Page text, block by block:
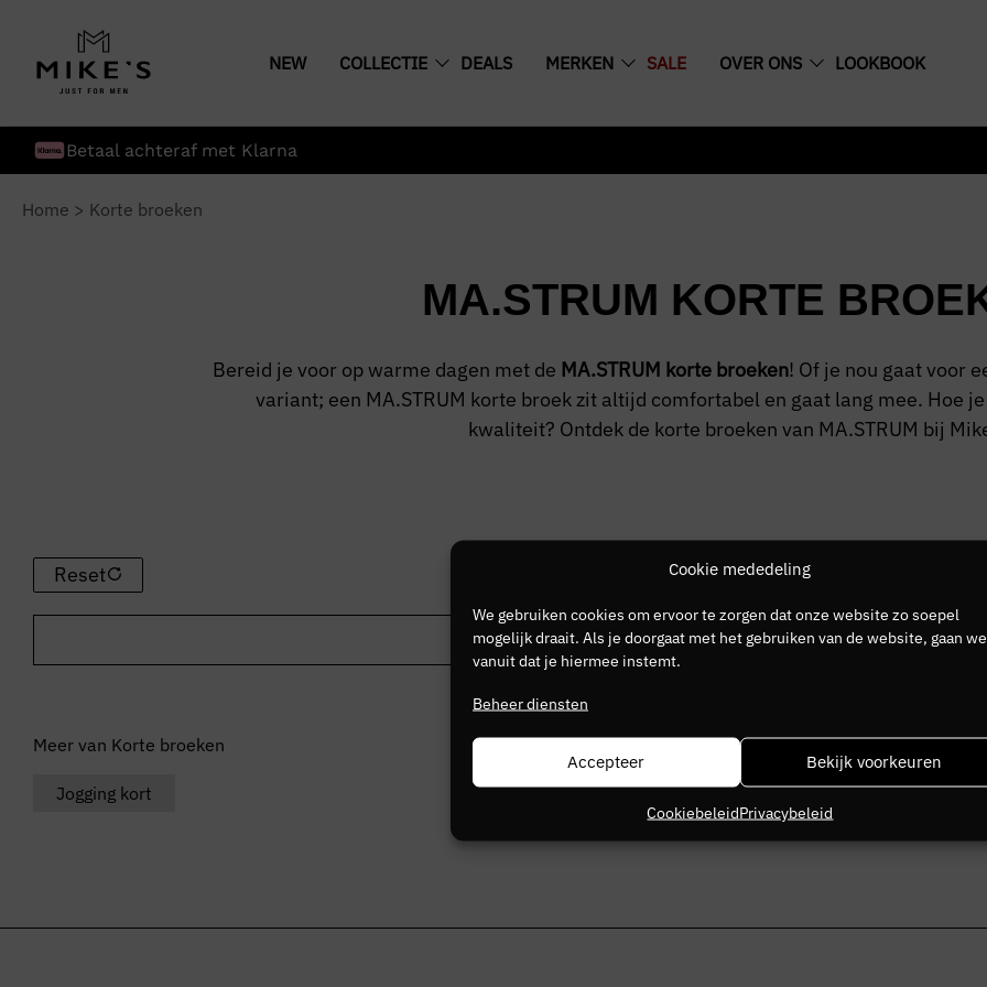
Cookie mededeling
We gebruiken cookies om ervoor te zorgen dat onze website zo soepel
mogelijk draait. Als je doorgaat met het gebruiken van de website, gaan
vanuit dat je hiermee instemt.
Beheer diensten
Accepteer Bekijk voorkeuren
CookiebeleidPrivacybeleid
NEW COLLECTIE DEALS MERKEN SALE OVER ONS LOOKBOOK
Betaal achteraf met Klarna
Home > Korte broeken
MA.STRUM KORTE
Bereid je voor op warme dagen met de MA.STRUM korte broeken! Of je nou gaat voor
variant; een MA.STRUM korte broek zit altijd comfortabel en gaat lang mee. Hoe
kwaliteit? Ontdek de korte broeken van MA.STRUM bij
Reset
Geen producten gevonden die aan je zoekcriteria voldoen.
Meer van Korte broeken
Jogging kort